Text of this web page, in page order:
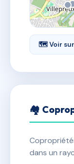
🗺 Voir sur
🏘
dans un